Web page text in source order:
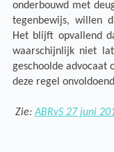
onderbouwd met
tegenbewijs, willen
Het blijft opvallend
waarschijnlijk niet
geschoolde advocaat
deze regel
Zie:ABRvS 27 juni